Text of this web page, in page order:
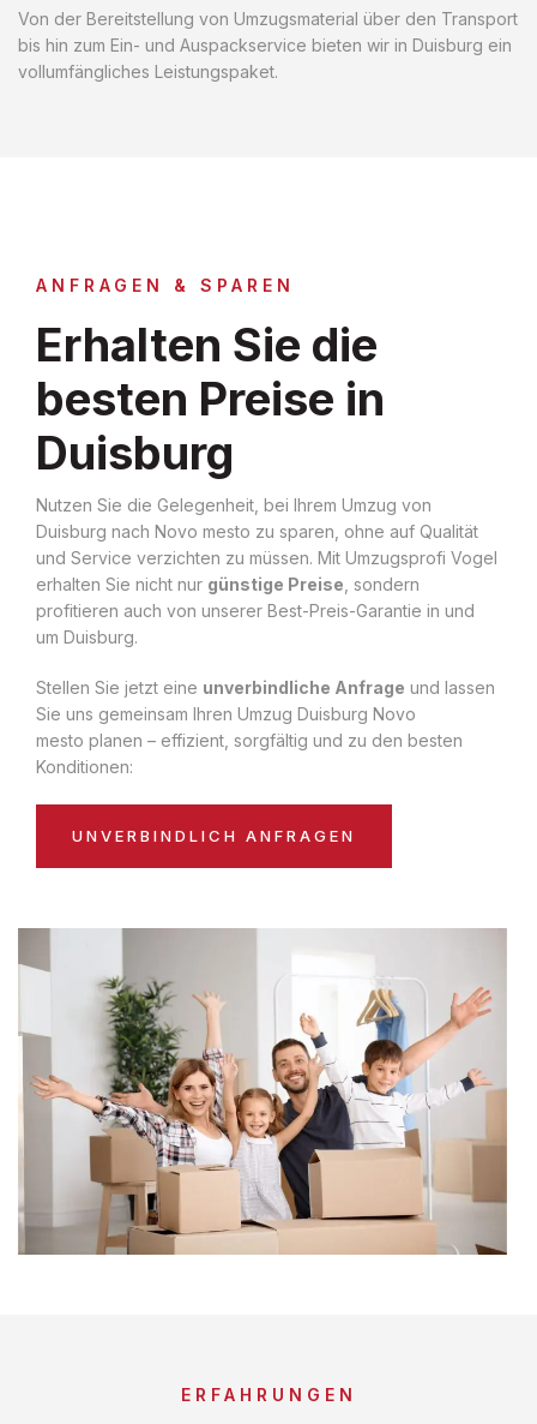
Von der Bereitstellung von Umzugsmaterial über den Transport
bis hin zum Ein- und Auspackservice bieten wir in Duisburg ein
vollumfängliches Leistungspaket.
ANFRAGEN & SPAREN
Erhalten Sie die
besten Preise in
Duisburg
Nutzen Sie die Gelegenheit, bei Ihrem Umzug von
Duisburg nach Novo mesto zu sparen, ohne auf Qualität
und Service verzichten zu müssen. Mit Umzugsprofi Vogel
erhalten Sie nicht nur günstige Preise , sondern
profitieren auch von unserer Best-Preis-Garantie in und
um Duisburg.
Stellen Sie jetzt eine unverbindliche Anfrage und lassen
Sie uns gemeinsam Ihren Umzug Duisburg Novo
mesto planen – effizient, sorgfältig und zu den besten
Konditionen:
UNVERBINDLICH ANFRAGEN
ERFAHRUNGEN